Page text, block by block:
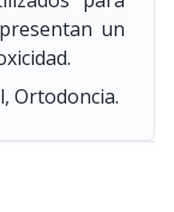
un
Ortodoncia.